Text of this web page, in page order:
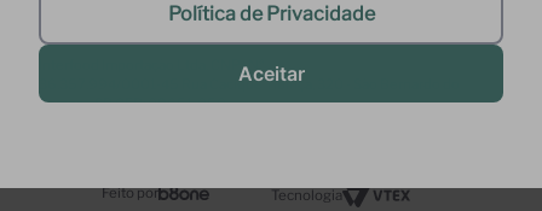
Política de Privacidade
Aceitar
2022 @ All Right Reserved to Interfood Importação
Ltda.
Interfood Importação Ltda. CNPJ Nº
36.357.994/0001-45 Rua Cacique Tibiriça, 320 - São Bernardo do
Campo - SP CEP: 09651-050 -
Feito por Tecnologia